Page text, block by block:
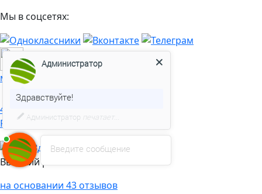
Мы в соцсетях:
Разработка и продвижение
медицинского сайта
4.26
Рейтинг клиники
Высокий рейтинг
на основании 43 отзывов
Введите сообщение
Администратор
Здравствуйте!
Администратор печатает...